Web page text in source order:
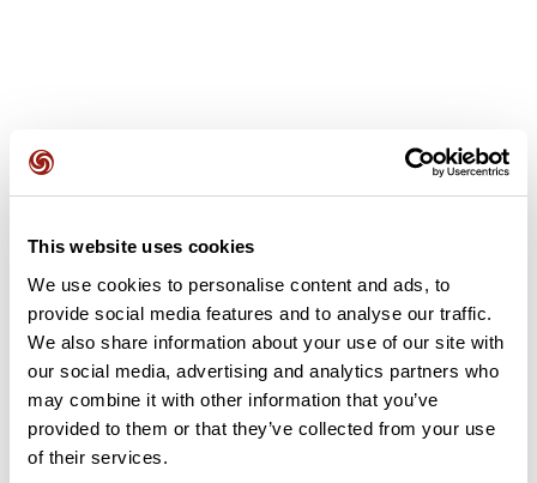
This website uses cookies
We use cookies to personalise content and ads, to
provide social media features and to analyse our traffic.
We also share information about your use of our site with
our social media, advertising and analytics partners who
may combine it with other information that you’ve
provided to them or that they’ve collected from your use
of their services.
Soyez le premier à ajouter un avis !
Ajouter un avis